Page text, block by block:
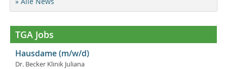
TGA Jobs
Hausdame (m/w/d)
Dr. Becker Klinik Juliana